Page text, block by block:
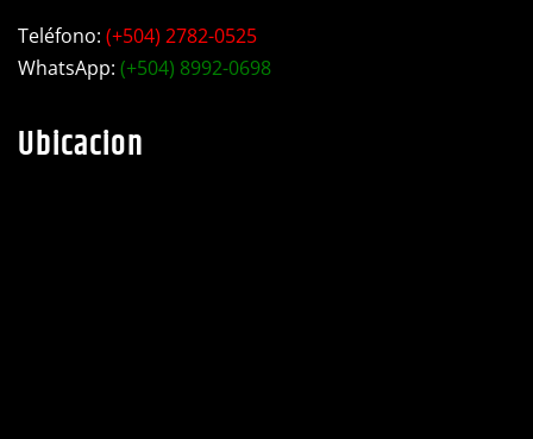
Teléfono: (+504) 2782-0525
WhatsApp: (+504) 8992-0698
Ubicacion